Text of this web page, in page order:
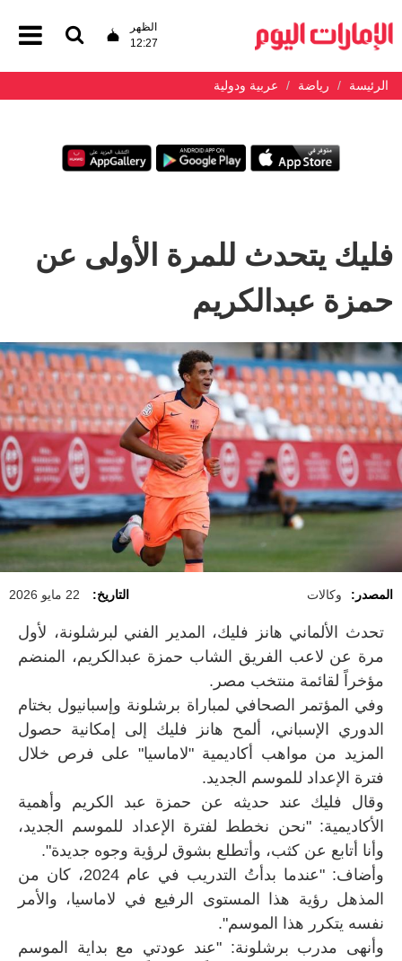
الظهر
12:27
الرئيسة رياضة عربية ودولية
فليك يتحدث للمرة الأولى عن
حمزة عبدالكريم
المصدر: وكالات التاريخ: 22 مايو 2026
تحدث الألماني هانز فليك، المدير الفني لبرشلونة، لأول
مرة عن لاعب الفريق الشاب حمزة عبدالكريم، المنضم
مؤخراً لقائمة منتخب مصر.
وفي المؤتمر الصحافي لمباراة برشلونة وإسبانيول بختام
الدوري الإسباني، ألمح هانز فليك إلى إمكانية حصول
المزيد من مواهب أكاديمية "لاماسيا" على فرص خلال
فترة الإعداد للموسم الجديد.
وقال فليك عند حديثه عن حمزة عبد الكريم وأهمية
الأكاديمية: "نحن نخطط لفترة الإعداد للموسم الجديد،
وأنا أتابع عن كثب، وأتطلع بشوق لرؤية وجوه جديدة".
وأضاف: "عندما بدأتُ التدريب في عام 2024، كان من
المذهل رؤية هذا المستوى الرفيع في لاماسيا، والأمر
نفسه يتكرر هذا الموسم".
وأنهى مدرب برشلونة: "عند عودتي مع بداية الموسم